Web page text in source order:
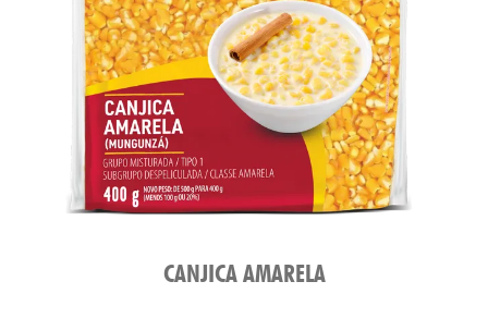
CANJICA AMARELA